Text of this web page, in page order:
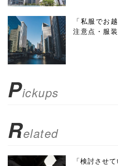
menubar=no,
toolbar=no,
scrollbars=yes'
false;"> シェア
「私服でお
注意点・服
Pickups
Related
「検討させ